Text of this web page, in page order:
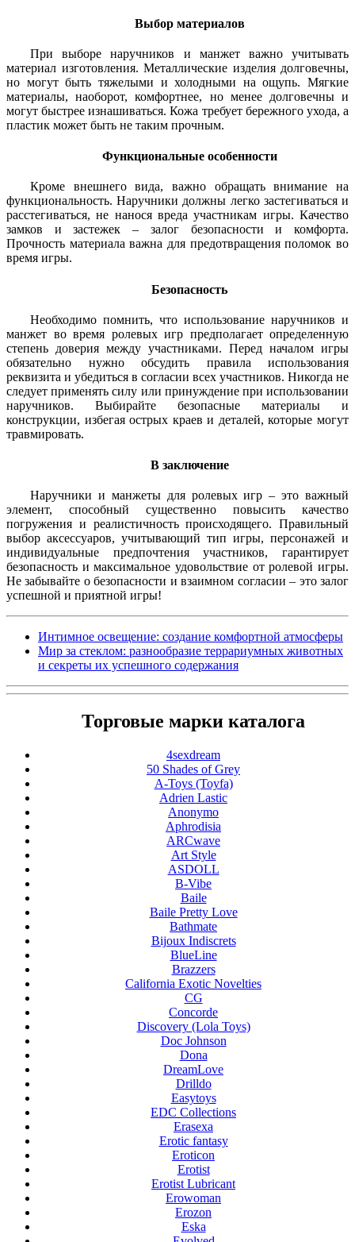
Выбор материалов
При выборе наручников и манжет важно учитывать
материал изготовления. Металлические изделия долговечны,
но могут быть тяжелыми и холодными на ощупь. Мягкие
материалы, наоборот, комфортнее, но менее долговечны и
могут быстрее изнашиваться. Кожа требует бережного ухода, а
пластик может быть не таким прочным.
Функциональные особенности
Кроме внешнего вида, важно обращать внимание на
функциональность. Наручники должны легко застегиваться и
расстегиваться, не нанося вреда участникам игры. Качество
замков и застежек – залог безопасности и комфорта.
Прочность материала важна для предотвращения поломок во
время игры.
Безопасность
Необходимо помнить, что использование наручников и
манжет во время ролевых игр предполагает определенную
степень доверия между участниками. Перед началом игры
обязательно нужно обсудить правила использования
реквизита и убедиться в согласии всех участников. Никогда не
следует применять силу или принуждение при использовании
наручников. Выбирайте безопасные материалы и
конструкции, избегая острых краев и деталей, которые могут
травмировать.
В заключение
Наручники и манжеты для ролевых игр – это важный
элемент, способный существенно повысить качество
погружения и реалистичность происходящего. Правильный
выбор аксессуаров, учитывающий тип игры, персонажей и
индивидуальные предпочтения участников, гарантирует
безопасность и максимальное удовольствие от ролевой игры.
Не забывайте о безопасности и взаимном согласии – это залог
успешной и приятной игры!
Интимное освещение: создание комфортной атмосферы
Мир за стеклом: разнообразие террариумных животных
и секреты их успешного содержания
Торговые марки каталога
4sexdream
50 Shades of Grey
A-Toys (Toyfa)
Adrien Lastic
Anonymo
Aphrodisia
ARCwave
Art Style
ASDOLL
B-Vibe
Baile
Baile Pretty Love
Bathmate
Bijoux Indiscrets
BlueLine
Brazzers
California Exotic Novelties
CG
Concorde
Discovery (Lola Toys)
Doc Johnson
Dona
DreamLove
Drilldo
Easytoys
EDC Collections
Erasexa
Erotic fantasy
Eroticon
Erotist
Erotist Lubricant
Erowoman
Erozon
Eska